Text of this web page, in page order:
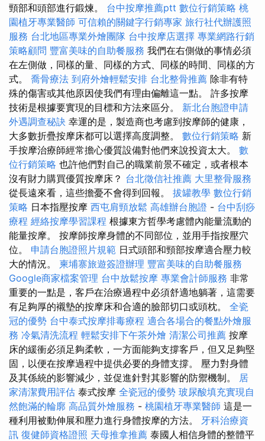
頸部和頭部進行鍛煉。 台中按摩推薦ptt 數位行銷策略 桃
園植牙專業醫師 可信賴的關鍵字行銷專家 旅行社代辦護照
服務 台北地區專業外燴團隊 台中按摩店選擇 專業網路行銷
策略顧問 豐富美味的自助餐服務 我們在右側做的事情必須
在左側做，同樣的量、同樣的方式、同樣的時間、同樣的方
式。 喬骨療法 到府外燴輕鬆安排 台北整骨推薦 除非有特
殊的傷害或其他原因使我們有理由偏離這一點。 許多按摩
技術是根據要實現的目標和方法來區分。 新北台胞證申請
外遇調查秘訣 幸運的是，製造商也考慮到按摩師的健康，
大多數折疊按摩床都可以選擇高度調整。 數位行銷策略 新
手按摩治療師經常擔心優質設備對他們來說投資太大。 數
位行銷策略 也許他們對自己的職業前景不確定，或者根本
沒有財力購買優質按摩床？ 台北徵信社推薦 大里整骨服務
從長遠來看，這些擔憂不會得到回報。 拔罐教學 數位行銷
策略 日本指壓按摩 西屯肩頸放鬆 高雄辦台胞證 - 台中刮痧
療程 經絡按摩學習課程 根據東方哲學考慮體內能量流動的
能量按摩。 按摩師按摩身體的不同部位，並用手指按壓穴
位。 申請台胞證照片規範 日式頭部和頸部按摩適合壓力較
大的情況。 柬埔寨旅遊簽證辦理 豐富美味的自助餐服務
Google商家檔案管理 台中放鬆按摩 專業會計師服務 非常
重要的一點是，客戶在治療過程中必須舒適地躺著，這需要
有足夠厚的襯墊的按摩床和合適的臉部切口或頭枕。 全瓷
冠的優勢 台中泰式按摩排毒療程 適合各場合的餐點外燴服
務 冷氣清洗流程 輕鬆安排下午茶外燴 清潔公司推薦 按摩
床的緩衝必須足夠柔軟，一方面能夠支撐客戶，但又足夠堅
固，以便在按摩過程中提供必要的身體支撐。 壓力對身體
及其係統的影響減少，並促進針對其影響的防禦機制。 居
家清潔費用評估 泰式按摩 全瓷冠的優勢 玻尿酸填充實現自
然飽滿的輪廓 高品質外燴服務 - 桃園植牙專業醫師 這是一
種利用被動伸展和壓力進行身體按摩的方法。 牙科治療資
訊 復健師資格證照 天母推拿推薦 泰國人相信身體的整體平